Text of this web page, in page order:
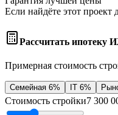
Если найдёте этот
Рассчитать ипотеку
Примерная стоимость
Семейная 6% IT 6%
Стоимость стройки7 300